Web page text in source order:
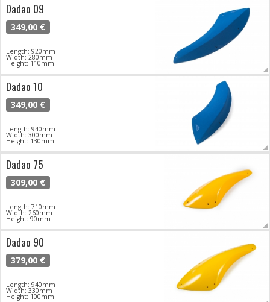
Dadao 09
349,00 €
Length: 920mm
Width: 280mm
Height: 110mm
Dadao 10
349,00 €
Length: 940mm
Width: 300mm
Height: 130mm
Dadao 75
309,00 €
Length: 710mm
Width: 260mm
Height: 90mm
Dadao 90
379,00 €
Length: 940mm
Width: 330mm
Height: 100mm